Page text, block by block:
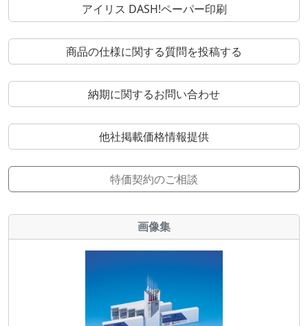
アイリス DASH!ペーパー印刷
商品の仕様に関する質問を投稿する
納期に関するお問い合わせ
他社掲載価格情報提供
特価契約のご相談
画像集